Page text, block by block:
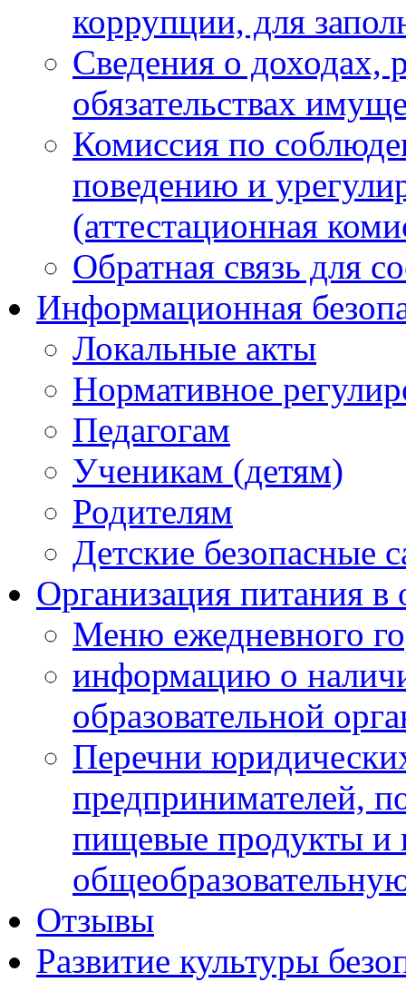
коррупции, для
Сведения о доходах,
обязательствах
Комиссия по
поведению и
(аттестационная
Обратная связь для
Информационная
Локальные акты
Нормативное
Педагогам
Ученикам (детям)
Родителям
Детские безопасные
Организация питания в
Меню ежедневного
информацию о
образовательной
Перечни
предпринимателей,
пищевые продукты и
Отзывы
Развитие культуры